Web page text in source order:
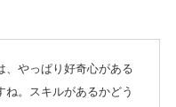
、やっぱり好奇心がある
ね。スキルがあるかどう